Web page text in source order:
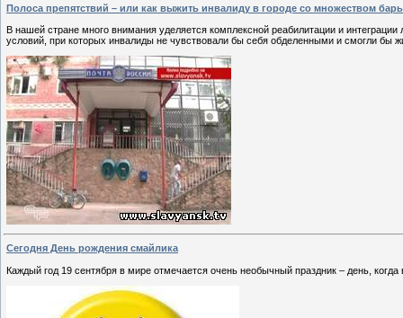
Полоса препятствий – или как выжить инвалиду в городе со множеством
В нашей стране много внимания уделяется комплексной реабилитации и
условий, при которых инвалиды не чувствовали бы себя обделенными и смогли бы
Сегодня День рождения смайлика
Каждый год 19 сентября в мире отмечается очень необычный праздник – день,